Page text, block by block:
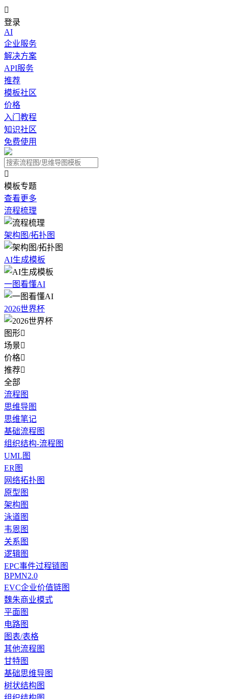

登录
AI
企业服务
解决方案
API服务
推荐
模板社区
价格
入门教程
知识社区
免费使用

模板专题
查看更多
流程梳理
架构图/拓扑图
AI生成模板
一图看懂AI
2026世界杯
图形
场景
价格
推荐
全部
流程图
思维导图
思维笔记
基础流程图
组织结构-流程图
UML图
ER图
网络拓扑图
原型图
架构图
泳道图
韦恩图
关系图
逻辑图
EPC事件过程链图
BPMN2.0
EVC企业价值链图
魏朱商业模式
平面图
电路图
图表/表格
其他流程图
甘特图
基础思维导图
树状结构图